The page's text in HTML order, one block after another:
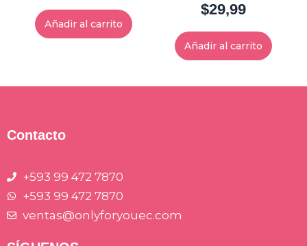
Añadir al carrito
$29,99
Añadir al carrito
Contacto
+593 99 472 7870
+593 99 472 7870
ventas@onlyforyouec.com